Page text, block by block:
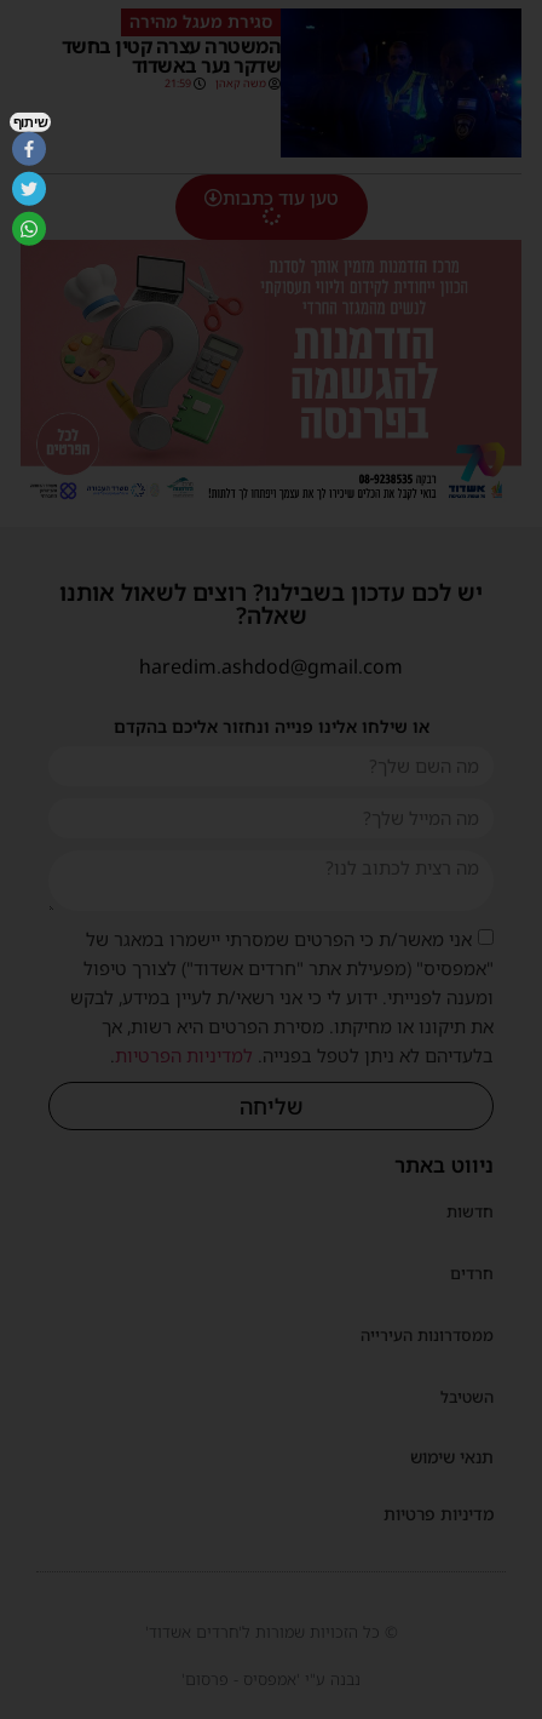
סגירת מעגל מהירה
המשטרה עצרה קטין בחשד
שדקר נער באשדוד
משה קאהן 21:59
טען עוד כתבות
ניווט באתר
חדשות
חרדים
ממסדרונות העירייה
השטיבל
תנאי שימוש
מדיניות פרטיות
יש לכם עדכון בשבילנו? רוצים לשאול אותנו
שאלה?
haredim.ashdod@gmail.com
או שילחו אלינו פנייה ונחזור אליכם בהקדם
אני מאשר/ת כי הפרטים שמסרתי יישמרו במאגר של
"אמפסיס" (מפעילת אתר "חרדים אשדוד") לצורך טיפול
ומענה לפנייתי. ידוע לי כי אני רשאי/ת לעיין במידע, לבקש
את תיקונו או מחיקתו. מסירת הפרטים היא רשות, אך
בלעדיהם לא ניתן לטפל בפנייה. למדיניות הפרטיות.
שליחה
© כל הזכויות שמורות ל'חרדים אשדוד'
נבנה ע"י 'אמפסיס - פרסום'
שיתוף